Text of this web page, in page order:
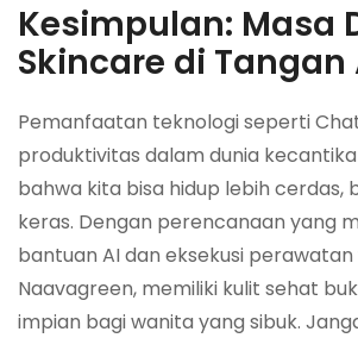
Kesimpulan: Masa
Skincare di Tangan
Pemanfaatan teknologi seperti
produktivitas dalam dunia
bahwa kita bisa hidup lebih cerdas,
keras. Dengan perencanaan yang
bantuan AI dan eksekusi
Naavagreen, memiliki kulit sehat
impian bagi wanita yang sibuk.